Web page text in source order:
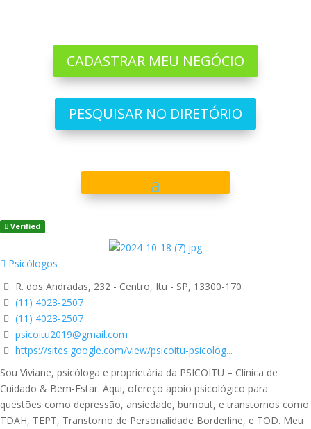
CADASTRAR MEU NEGÓCIO
PESQUISAR NO DIRETÓRIO
Verified
Psicólogos
R. dos Andradas, 232 - Centro, Itu - SP, 13300-170
(11) 4023-2507
(11) 4023-2507
psicoitu2019@gmail.com
https://sites.google.com/view/psicoitu-psicolog...
Sou Viviane, psicóloga e proprietária da PSICOITU – Clínica de
Cuidado & Bem-Estar. Aqui, ofereço apoio psicológico para
questões como depressão, ansiedade, burnout, e transtornos como
TDAH, TEPT, Transtorno de Personalidade Borderline, e TOD. Meu